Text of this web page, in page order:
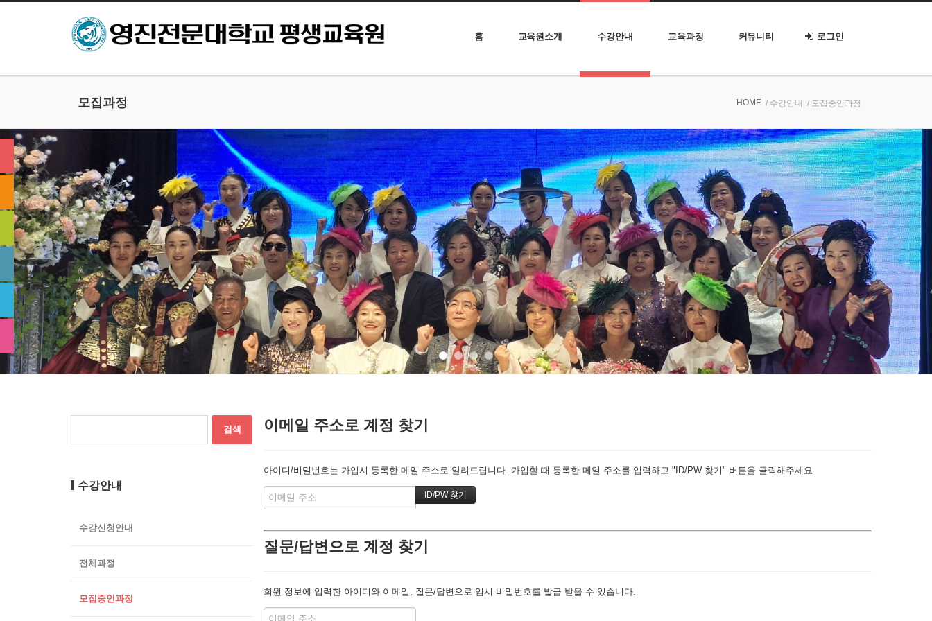
홈 교육원소개 수강안내 교육과정 커뮤니티 로그인
모집과정 HOME / 수강안내 / 모집중인과정
이메일 주소로 계정 찾기
아이디/비밀번호는 가입시 등록한 메일 주소로 알려드립니다. 가입할 때 등록한 메일 주소를 입력하고 "ID/PW 찾기" 버튼을 클릭해주세요.
질문/답변으로 계정 찾기
회원 정보에 입력한 아이디와 이메일, 질문/답변으로 임시 비밀번호를 발급 받을 수 있습니다.
수강안내
수강신청안내
전체과정
모집중인과정